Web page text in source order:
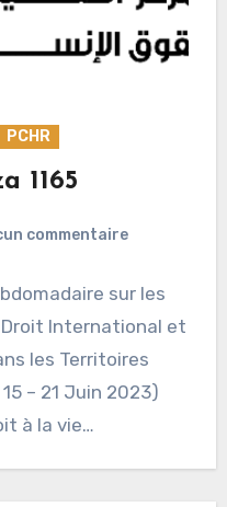
PCHR
1165
commentaire
sur les
International et
les Territoires
– 21 Juin 2023)
à la vie…